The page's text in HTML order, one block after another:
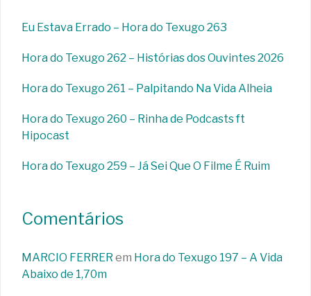
Eu Estava Errado – Hora do Texugo 263
Hora do Texugo 262 – Histórias dos Ouvintes 2026
Hora do Texugo 261 – Palpitando Na Vida Alheia
Hora do Texugo 260 – Rinha de Podcasts ft
Hipocast
Hora do Texugo 259 – Já Sei Que O Filme É Ruim
Comentários
MARCIO FERRER em Hora do Texugo 197 – A Vida
Abaixo de 1,70m